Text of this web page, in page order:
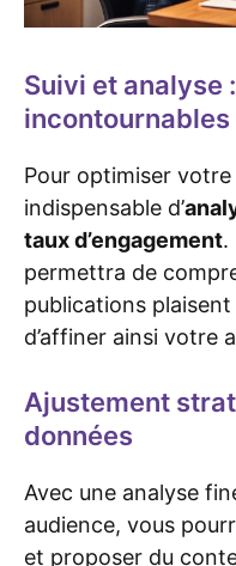
Suivi et analyse
incontournables
Pour optimiser
indispensable d’
taux d’engagement.
permettra de
publications
d’affiner ainsi votre
Ajustement
données
Avec une analyse
audience, vous
et proposer du